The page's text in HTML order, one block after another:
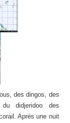
des dingos, des
didjeridoo des
Après une nuit